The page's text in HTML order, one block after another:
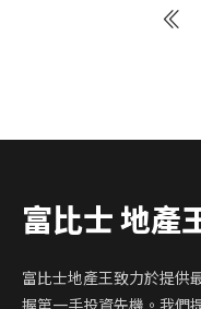
富比士 地產
富比士地產王致力於提供